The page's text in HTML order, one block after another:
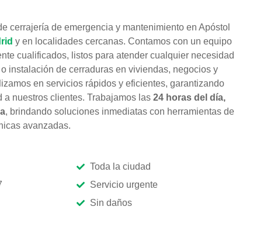
cerrajería de emergencia y mantenimiento en Apóstol
y en localidades cercanas. Contamos con un equipo
cualificados, listos para atender cualquier necesidad
instalación de cerraduras en viviendas, negocios y
en servicios rápidos y eficientes, garantizando
a nuestros clientes. Trabajamos las 24 horas del día,
, brindando soluciones inmediatas con herramientas de
avanzadas.
Toda la ciudad
Servicio urgente
Sin daños